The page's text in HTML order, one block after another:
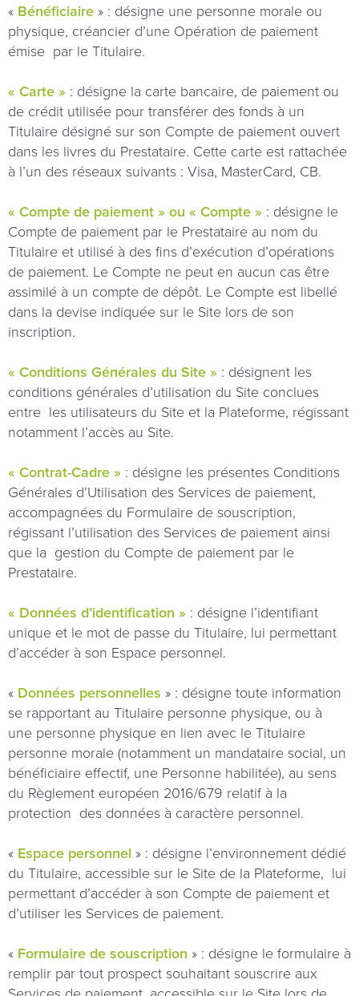
« Bénéficiaire» : désigne une personne morale ou
physique, créancier d’une Opération de paiement
émise par le Titulaire.
« Carte » : désigne la carte bancaire, de paiement ou
de crédit utilisée pour transférer des fonds à un
Titulaire désigné sur son Compte de paiement ouvert
dans les livres du Prestataire. Cette carte est rattachée
à l’un des réseaux suivants : Visa, MasterCard, CB.
« Compte de paiement » ou « Compte » : désigne le
Compte de paiement par le Prestataire au nom du
Titulaire et utilisé à des fins d’exécution d’opérations
de paiement. Le Compte ne peut en aucun cas être
assimilé à un compte de dépôt. Le Compte est libellé
dans la devise indiquée sur le Site lors de son
inscription.
« Conditions Générales du Site » : désignent les
conditions générales d’utilisation du Site conclues
entre les utilisateurs du Site et la Plateforme, régissant
notamment l’accès au Site.
« Contrat-Cadre » : désigne les présentes Conditions
Générales d’Utilisation des Services de paiement,
accompagnées du Formulaire de souscription,
régissant l’utilisation des Services de paiement ainsi
que la gestion du Compte de paiement par le
Prestataire.
« Données d’identification » : désigne l’identifiant
unique et le mot de passe du Titulaire, lui permettant
d’accéder à son Espace personnel.
« Données personnelles » : désigne toute information
se rapportant au Titulaire personne physique, ou à
une personne physique en lien avec le Titulaire
personne morale (notamment un mandataire social, un
bénéficiaire effectif, une Personne habilitée), au sens
du Règlement européen 2016/679 relatif à la
protection des données à caractère personnel.
« Espace personnel » : désigne l’environnement dédié
du Titulaire, accessible sur le Site de la Plateforme, lui
permettant d’accéder à son Compte de paiement et
d’utiliser les Services de paiement.
« Formulaire de souscription » : désigne le formulaire à
remplir par tout prospect souhaitant souscrire aux